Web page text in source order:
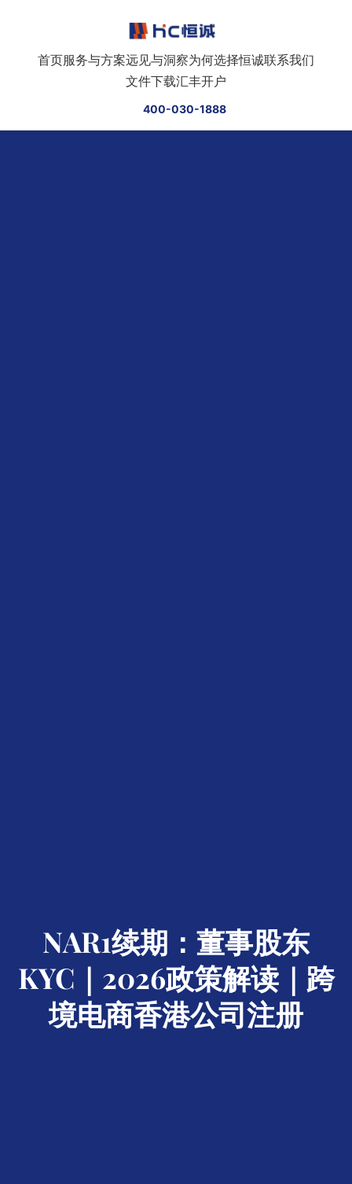
首页服务与方案远见与洞察为何选择恒诚联系我们
文件下载汇丰开户
400-030-1888
NAR1续期：董事股东
KYC｜2026政策解读｜跨
境电商香港公司注册